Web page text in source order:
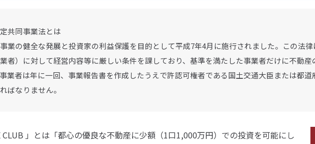
共同事業法とは
業の健全な発展と投資家の利益保護を目的として平成7年4月に施行されました。この法
者）に対して経営内容等に厳しい条件を課しており、基準を満たした事業者だけに不動
業者は年に一回、事業報告書を作成したうえで許認可権者である国土交通大臣または都
ばなりません。
CLUB 」とは「都心の優良な不動産に少額（1口1,000万円）での投資を可能にし